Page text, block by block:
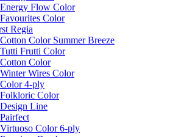
Flow Color
Color
Regia
Color Summer Breeze
Frutti Color
Color
Wires Color
4-ply
Color
Line
Color 6-ply